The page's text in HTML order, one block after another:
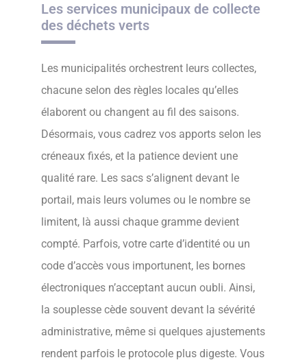
Les services municipaux de collecte
des déchets verts
Les municipalités orchestrent leurs collectes,
chacune selon des règles locales qu’elles
élaborent ou changent au fil des saisons.
Désormais, vous cadrez vos apports selon les
créneaux fixés, et la patience devient une
qualité rare. Les sacs s’alignent devant le
portail, mais leurs volumes ou le nombre se
limitent, là aussi chaque gramme devient
compté. Parfois, votre carte d’identité ou un
code d’accès vous importunent, les bornes
électroniques n’acceptant aucun oubli. Ainsi,
la souplesse cède souvent devant la sévérité
administrative, même si quelques ajustements
rendent parfois le protocole plus digeste. Vous